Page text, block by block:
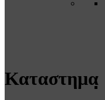
Καταστημα